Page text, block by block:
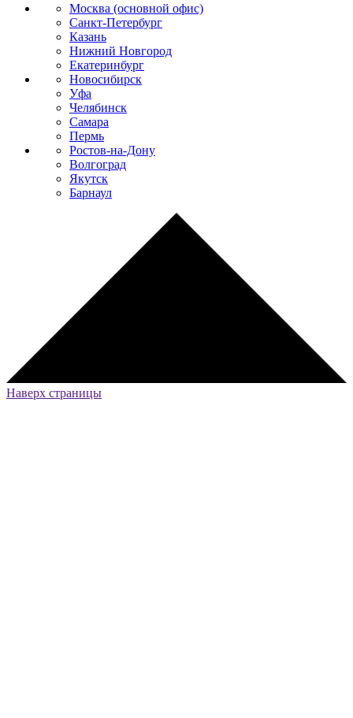
Москва (основной офис)
Санкт-Петербург
Казань
Нижний Новгород
Екатеринбург
Новосибирск
Уфа
Челябинск
Самара
Пермь
Ростов-на-Дону
Волгоград
Якутск
Барнаул
Наверх страницы